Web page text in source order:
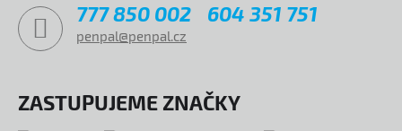
777 850 002 604 351 751
penpal@penpal.cz
ZASTUPUJEME ZNAČKY